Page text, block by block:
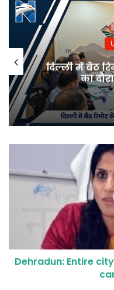
दिल्ली में बैठ
का
Dehradun: Entire